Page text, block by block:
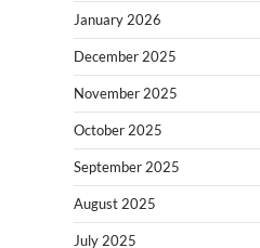
January 2026
December 2025
November 2025
October 2025
September 2025
August 2025
July 2025